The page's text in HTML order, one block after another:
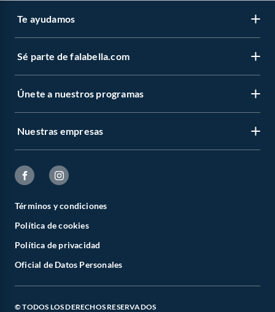
Te ayudamos
Sé parte de falabella.com
Únete a nuestros programas
Nuestras empresas
Términos y condiciones
Política de cookies
Política de privacidad
Oficial de Datos Personales
© TODOS LOS DERECHOS RESERVADOS